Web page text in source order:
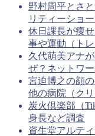
野村周平とさ
リティーショ
休日課長が痩
事や運動（ト
久代萌美アナ
ぜ？ネットワ
宮迫博之の顔
他の病院（ク
炭火倶楽部（
身長など調査
資生堂アルテ